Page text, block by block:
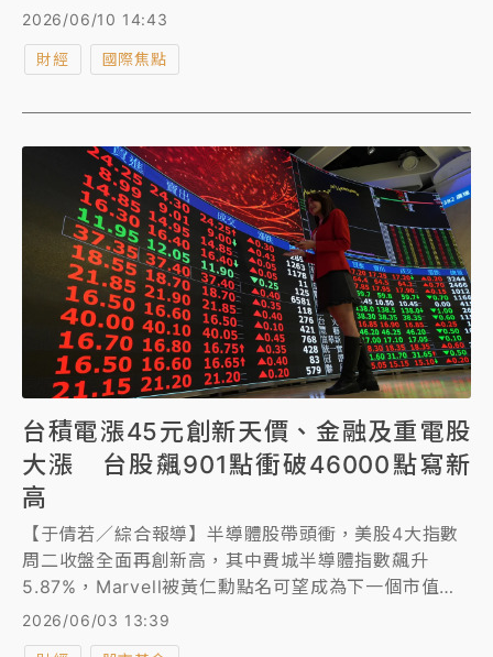
此同時，5月CPI（消費者物價指數）則低於市場預
2026/06/10 14:43
財經 國際焦點
台積電漲45元創新天價、金融及重電股
大漲 台股飆901點衝破46000點寫新
高
【于倩若／綜合報導】半導體股帶頭衝，美股4大指數
周二收盤全面再創新高，其中費城半導體指數飆升
5.87%，Marvell被黃仁勳點名可望成為下一個市值破
兆美元企業後，股價暴漲32.52%。
2026/06/03 13:39